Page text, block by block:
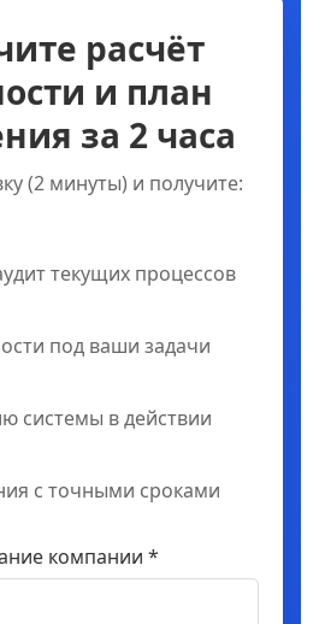
расчёт
и план
за 2 часа
(2 минуты) и получите:
текущих процессов
под ваши задачи
системы в действии
с точными сроками
компании *